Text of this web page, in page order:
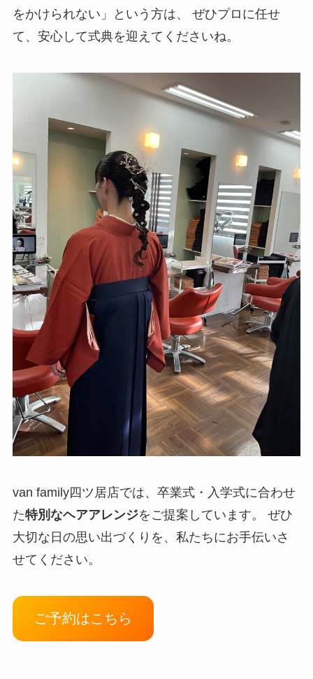
をかけられない」という方は、 ぜひプロに任せ
て、安心して式典を迎えてくださいね。
van family四ツ居店では、卒業式・入学式に合わせ
た特別なヘアアレンジをご提案しています。 ぜひ
大切な日の思い出づくりを、私たちにお手伝いさ
せてください。
ご予約はこちら